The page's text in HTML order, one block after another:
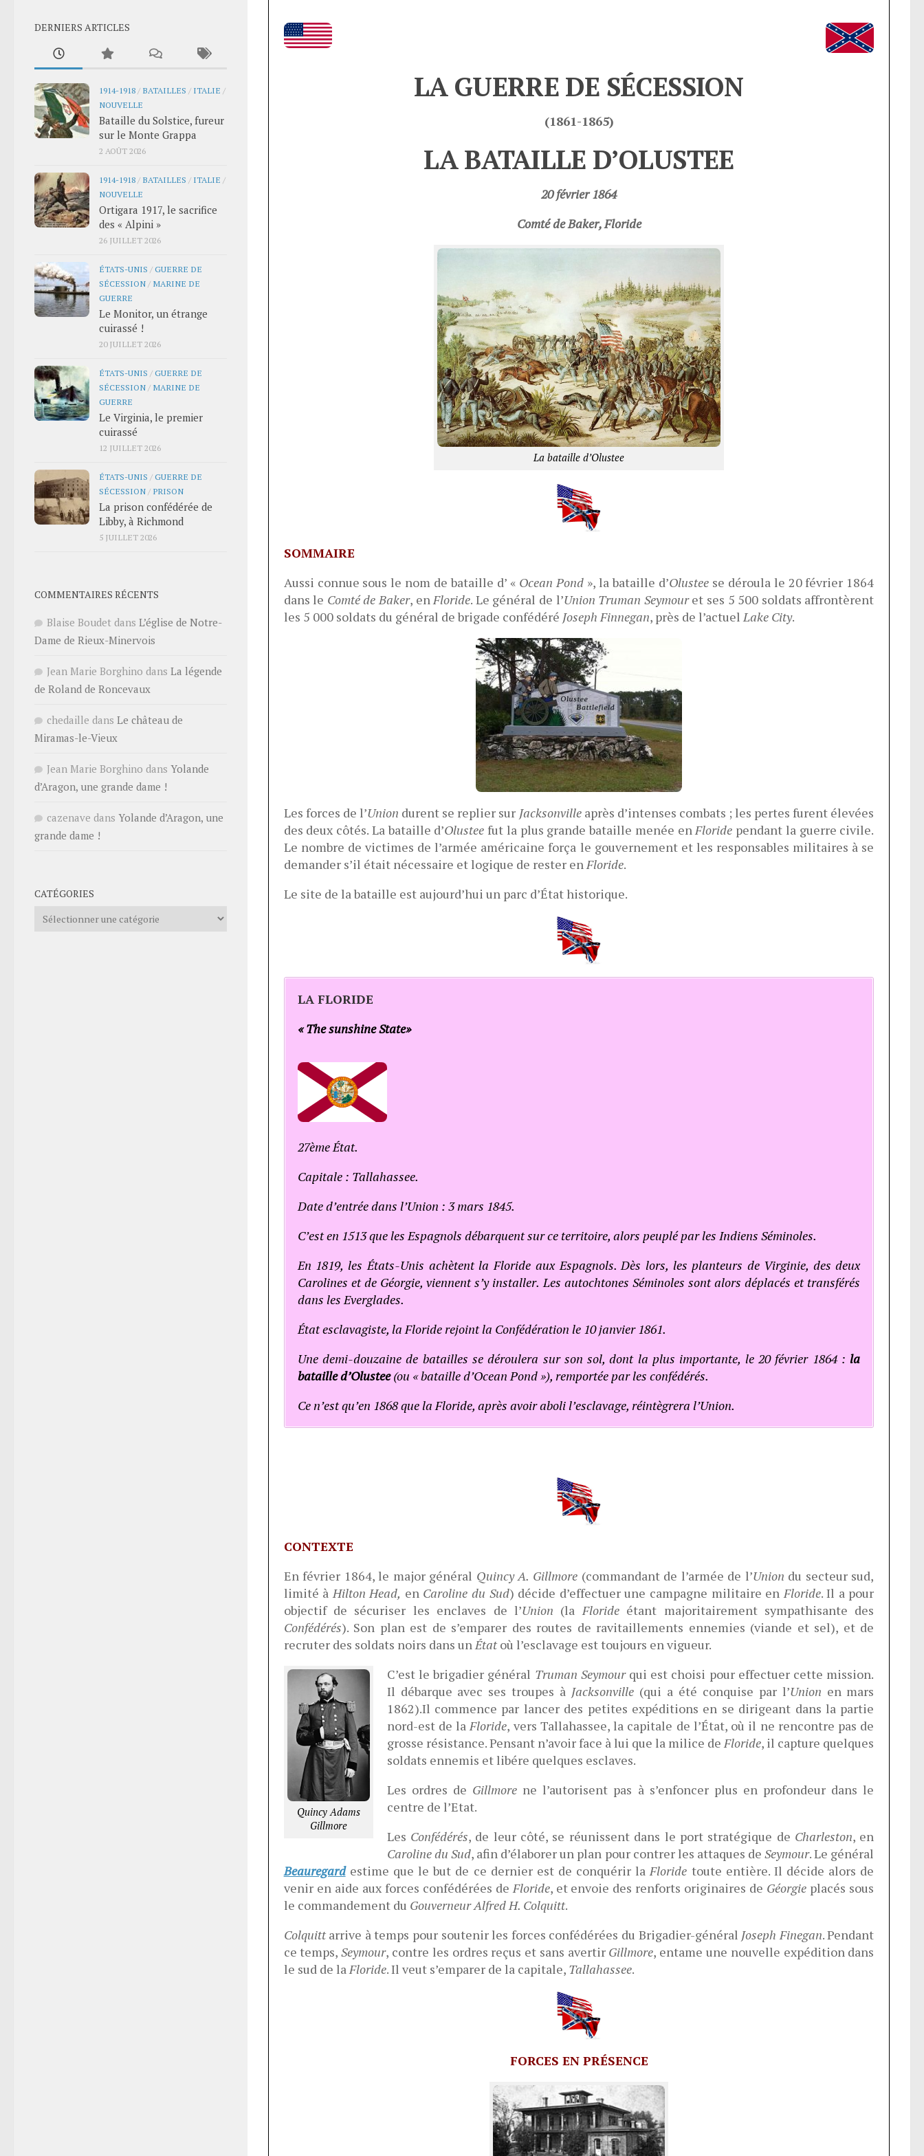
LA GUERRE DE SÉCESSION
(1861-1865)
LA BATAILLE D’OLUSTEE
20 février 1864
Comté de Baker, Floride
La bataille d’Olustee
SOMMAIRE
Aussi connue sous le nom de bataille d’ « Ocean Pond », la bataille d’Olusteese déroula le 20 février 1864
dans le Comté de Baker, enFloride. Le général de l’Union Truman Seymouret ses 5 500 soldats affrontèrent
les 5 000 soldats du général de brigade confédéré Joseph Finnegan, près de l’actuelLake City.
Les forces de l’Union durent se replier sur Jacksonvilleaprès d’intenses combats ; les pertes furent élevées
des deux côtés. La bataille d’Olustee fut la plus grande bataille menée enFloride pendant la guerre civile.
Le nombre de victimes de l’armée américaine força le gouvernement et les responsables militaires à se
demander s’il était nécessaire et logique de rester enFloride.
Le site de la bataille est aujourd’hui un parc d’État historique.
LA FLORIDE
« The sunshine State»
27ème État.
Capitale : Tallahassee.
Date d’entrée dans l’Union : 3 mars 1845.
C’est en 1513 que les Espagnols débarquent sur ce territoire, alors peuplé par les Indiens Séminoles.
En 1819, les États-Unis achètent la Floride aux Espagnols. Dès lors, les planteurs de Virginie, des deux
Carolines et de Géorgie, viennent s’y installer. Les autochtones Séminoles sont alors déplacés et transférés
dans les Everglades.
État esclavagiste, la Floride rejoint la Confédération le 10 janvier 1861.
Une demi-douzaine de batailles se déroulera sur son sol, dont la plus importante, le 20 février 1864 :la
bataille d’Olustee(ou « bataille d’Ocean Pond »), remportée par les confédérés.
Ce n’est qu’en 1868 que la Floride, après avoir aboli l’esclavage, réintègrera l’Union.
CONTEXTE
En février 1864, le major général Quincy A. Gillmore (commandant de l’armée de l’Union du secteur sud,
limité àHilton Head, en Caroline du Sud) décide d’effectuer une campagne militaire enFloride. Il a pour
objectif de sécuriser les enclaves de l’Union (laFlorideétant majoritairement sympathisante des
Confédérés). Son plan est de s’emparer des routes de ravitaillements ennemies (viande et sel), et de
recruter des soldats noirs dans unÉtatoù l’esclavage est toujours en vigueur.
Quincy Adams
Gillmore
C’est le brigadier général Truman Seymourqui est choisi pour effectuer cette mission.
Il débarque avec ses troupes à Jacksonville (qui a été conquise par l’Union en mars
1862).Il commence par lancer des petites expéditions en se dirigeant dans la partie
nord-est de laFloride, vers Tallahassee, la capitale de l’État, où il ne rencontre pas de
grosse résistance. Pensant n’avoir face à lui que la milice deFloride, il capture quelques
soldats ennemis et libére quelques esclaves.
Les ordres de Gillmore ne l’autorisent pas à s’enfoncer plus en profondeur dans le
centre de l’Etat.
Les Confédérés, de leur côté, se réunissent dans le port stratégique de Charleston, en
Caroline du Sud, afin d’élaborer un plan pour contrer les attaques deSeymour. Le général
Beauregard estime que le but de ce dernier est de conquérir laFloride toute entière. Il décide alors de
venir en aide aux forces confédérées deFloride, et envoie des renforts originaires de Géorgie placés sous
le commandement du Gouverneur Alfred H. Colquitt.
Colquittarrive à temps pour soutenir les forces confédérées du Brigadier-général Joseph Finegan. Pendant
ce temps,Seymour, contre les ordres reçus et sans avertir Gillmore, entame une nouvelle expédition dans
le sud de laFloride. Il veut s’emparer de la capitale, Tallahassee.
FORCES EN PRÉSENCE
DERNIERS ARTICLES
1914-1918 / BATAILLES / ITALIE /
NOUVELLE
Bataille du Solstice, fureur
sur le Monte Grappa
2 AOÛT 2026
1914-1918 / BATAILLES / ITALIE /
NOUVELLE
Ortigara 1917, le sacrifice
des « Alpini »
26 JUILLET 2026
ÉTATS-UNIS /GUERRE DE
SÉCESSION / MARINE DE
GUERRE
Le Monitor, un étrange
cuirassé !
20 JUILLET 2026
ÉTATS-UNIS /GUERRE DE
SÉCESSION / MARINE DE
GUERRE
Le Virginia, le premier
cuirassé
12 JUILLET 2026
ÉTATS-UNIS /GUERRE DE
SÉCESSION / PRISON
La prison confédérée de
Libby, à Richmond
5 JUILLET 2026
COMMENTAIRES RÉCENTS
Blaise Boudet dans L’église de Notre-
Dame de Rieux-Minervois
Jean Marie Borghino dans La légende
de Roland de Roncevaux
chedaille dans Le château de
Miramas-le-Vieux
Jean Marie Borghino dans Yolande
d’Aragon, une grande dame !
cazenave dans Yolande d’Aragon, une
grande dame !
CATÉGORIES
Catégories